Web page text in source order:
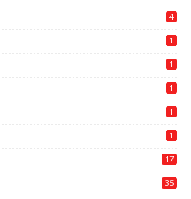
4
1
1
1
1
1
17
35